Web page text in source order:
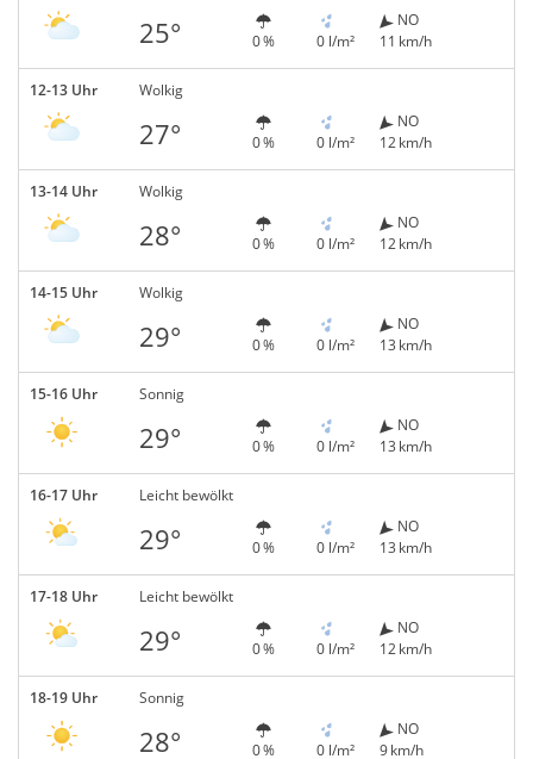
25° 0 % 0 l/m²
NO
11 km/h
12-13 Uhr Wolkig
27° 0 % 0 l/m²
NO
12 km/h
13-14 Uhr Wolkig
28° 0 % 0 l/m²
NO
12 km/h
14-15 Uhr Wolkig
29° 0 % 0 l/m²
NO
13 km/h
15-16 Uhr Sonnig
29° 0 % 0 l/m²
NO
13 km/h
16-17 Uhr Leicht bewölkt
29° 0 % 0 l/m²
NO
13 km/h
17-18 Uhr Leicht bewölkt
29° 0 % 0 l/m²
NO
12 km/h
18-19 Uhr Sonnig
28° 0 % 0 l/m²
NO
9 km/h